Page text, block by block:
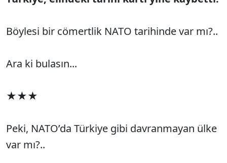
Böylesi bir cömertlik NATO tarihinde var mı?..
Ara ki bulasın...
★★★
Peki, NATO’da Türkiye gibi davranmayan ülke
var mı?..